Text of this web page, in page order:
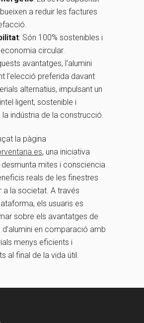
a reduir les factures
: Són 100% sostenibles i
circular.
avantatges, l’alumini
l’elecció preferida davant
alternatius, impulsant un
sostenible i
la indústria de la construcció.
la pàgina
, una iniciativa
desmunta mites i consciencia
reals de les finestres
a la societat. A través
els usuaris es
sobre els avantatges de
d’alumini en comparació amb
menys eficients i
al final de la vida útil.